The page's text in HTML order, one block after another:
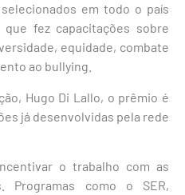
em todo o país
fez capacitações sobre
equidade, combate
ao bullying.
Hugo Di Lallo, o prêmio é
já desenvolvidas pela rede
o trabalho com as
Programas como o SER,